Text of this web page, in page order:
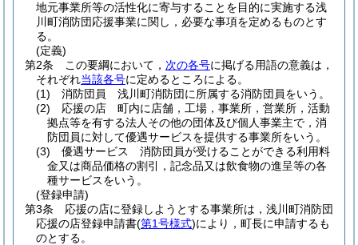
地元事業所等の活性化に寄与することを目的に実施する浅
川町消防団応援事業に関し，必要な事項を定めるものとす
る。
(定義)
第2条
この要綱において， 次の各号に掲げる用語の意義は，
それぞれ当該各号に定めるところによる。
(1)
消防団員 浅川町消防団に所属する消防団員をいう。
(2)
応援の店 町内に店舗，工場，事業所，営業所，活動
拠点等を有する法人その他の団体及び個人事業主で，消
防団員に対して優遇サービスを提供する事業所をいう。
(3)
優遇サービス 消防団員が受けることができる利用料
金又は商品価格の割引，記念品又は飲食物の進呈等の各
種サービスをいう。
(登録申請)
第3条
応援の店に登録しようとする事業所は，浅川町消防団
応援の店登録申請書(第1号様式)により，町長に申請するも
のとする。